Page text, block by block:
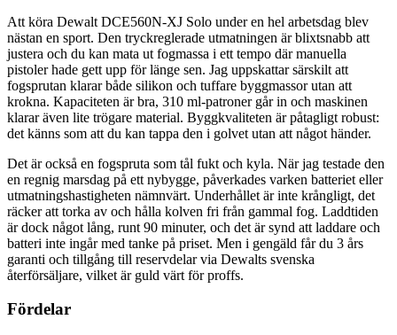
Att köra Dewalt DCE560N-XJ Solo under en hel arbetsdag blev
nästan en sport. Den tryckreglerade utmatningen är blixtsnabb att
justera och du kan mata ut fogmassa i ett tempo där manuella
pistoler hade gett upp för länge sen. Jag uppskattar särskilt att
fogsprutan klarar både silikon och tuffare byggmassor utan att
krokna. Kapaciteten är bra, 310 ml-patroner går in och maskinen
klarar även lite trögare material. Byggkvaliteten är påtagligt robust:
det känns som att du kan tappa den i golvet utan att något händer.
Det är också en fogspruta som tål fukt och kyla. När jag testade den
en regnig marsdag på ett nybygge, påverkades varken batteriet eller
utmatningshastigheten nämnvärt. Underhållet är inte krångligt, det
räcker att torka av och hålla kolven fri från gammal fog. Laddtiden
är dock något lång, runt 90 minuter, och det är synd att laddare och
batteri inte ingår med tanke på priset. Men i gengäld får du 3 års
garanti och tillgång till reservdelar via Dewalts svenska
återförsäljare, vilket är guld värt för proffs.
Fördelar